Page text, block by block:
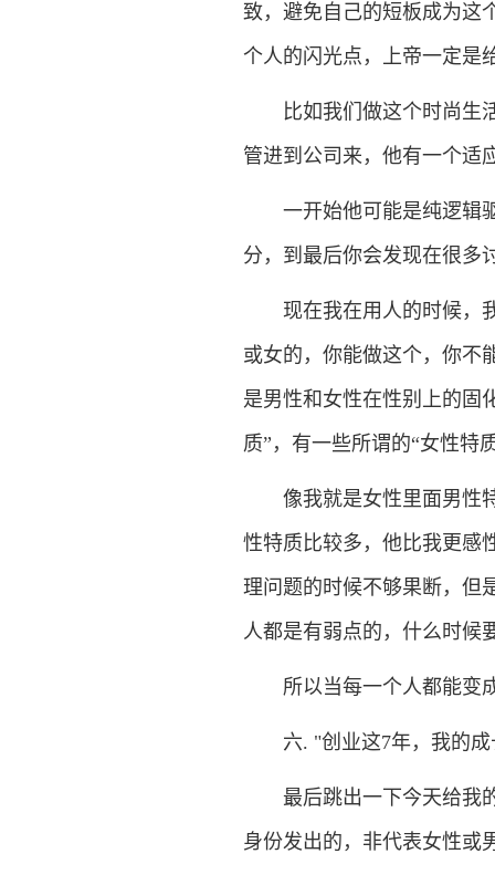
致，避免自己的短板成为这
个人的闪光点，上帝一定是
比如我们做这个时尚生活
管进到公司来，他有一个适
一开始他可能是纯逻辑驱
分，到最后你会发现在很多
现在我在用人的时候，我
或女的，你能做这个，你不
是男性和女性在性别上的固
质”，有一些所谓的“女性特
像我就是女性里面男性特
性特质比较多，他比我更感
理问题的时候不够果断，但
人都是有弱点的，什么时候
所以当每一个人都能变成
六. "创业这7年，我的成
最后跳出一下今天给我的
身份发出的，非代表女性或